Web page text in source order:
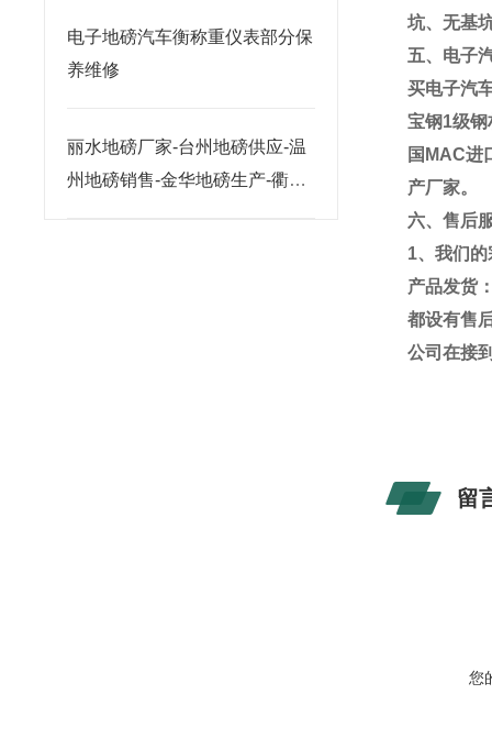
电子地磅汽车衡称重仪表部分保
养维修
丽水地磅厂家-台州地磅供应-温
州地磅销售-金华地磅生产-衢州
坑、无基
五、电子
买电子汽
宝钢1级钢
国 MAC进
产厂家。
六、售后
1、我们
产品发货
都设有售
公司在接
留
您